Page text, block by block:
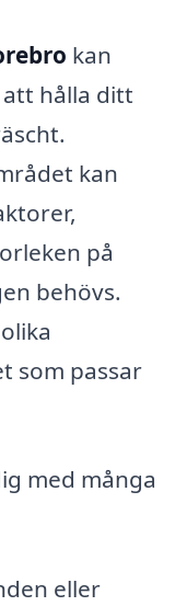
kan
hålla ditt
kan
på
behövs.
som passar
med många
eller